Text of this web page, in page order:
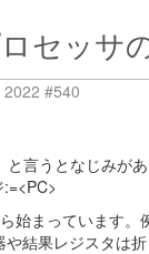
セッサ
#540
言うとなじみが
始まっています
結果レジスタは